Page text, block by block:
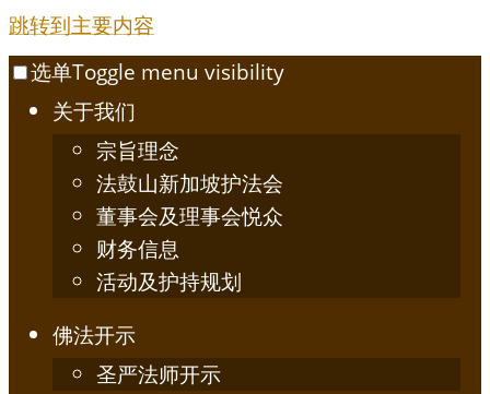
跳转到主要内容
选单Toggle menu visibility
关于我们
宗旨理念
法鼓山新加坡护法会
董事会及理事会悦众
财务信息
活动及护持规划
佛法开示
圣严法师开示